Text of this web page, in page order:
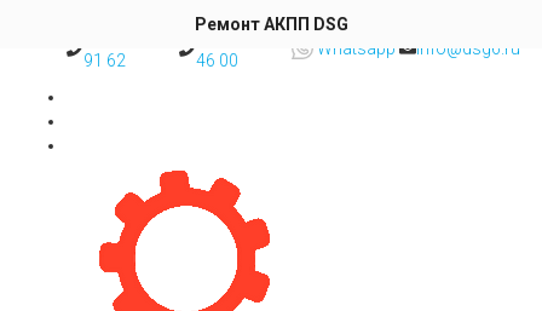
91 62
8 (977) 493
46 00
Whatsapp info@dsg6.ru
Ремонт АКПП DSG